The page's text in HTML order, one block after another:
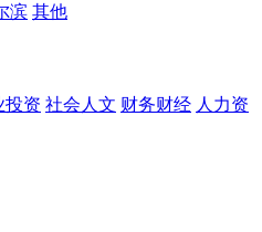
滨 其他
投资 社会人文 财务财经 人力资